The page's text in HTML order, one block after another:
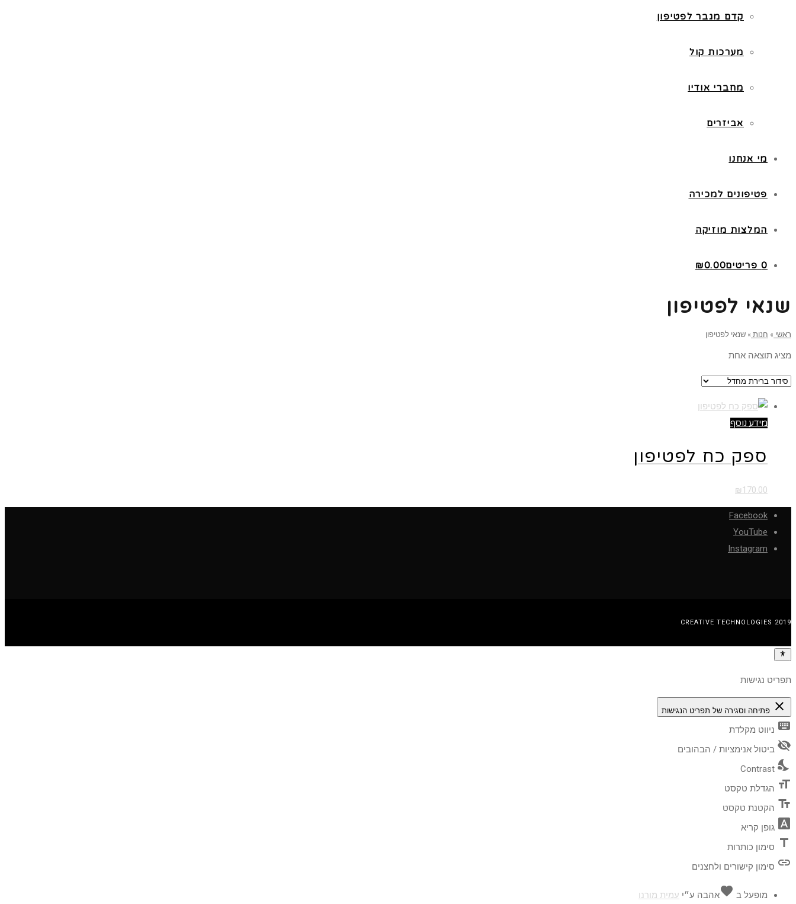
קדם מגבר לפטיפון
מערכות קול
מחברי אודיו
אביזרים
מי אנחנו
פטיפונים למכירה
המלצות מוזיקה
0 פריטים ₪0.00
שנאי לפטיפון
ראשי » חנות » שנאי לפטיפון
מציג תוצאה אחת
מידע נוסף
ספק כח לפטיפון
₪ 170.00
Facebook
YouTube
Instagram
CREATIVE TECHNOLOGIES 2019
תפריט נגישות
close פתיחה וסגירה של תפריט הנגישות
keyboard ניווט מקלדת
visibility_off ביטול אנימציות / הבהובים
nights_stay
Contrast
format_size הגדלת טקסט
text_fields הקטנת טקסט
font_download גופן קריא
title סימון כותרות
link סימון קישורים ולחצנים
מופעל ב favoriteאהבה ע״י עמית מורנו